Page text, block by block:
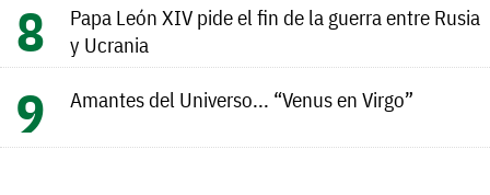
Papa León XIV pide el fin de la guerra entre Rusia
y Ucrania
Amantes del Universo... “Venus en Virgo”